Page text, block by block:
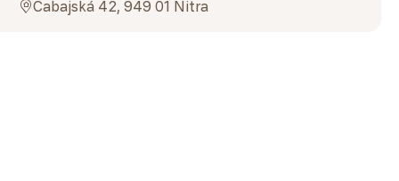
Cabajská 42, 949 01 Nitra